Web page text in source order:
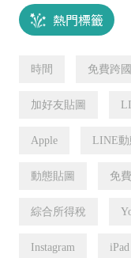
熱門標籤
時間 免費跨
加好友貼圖
Apple LINE動
動態貼圖 免
綜合所得稅
Instagram iPad